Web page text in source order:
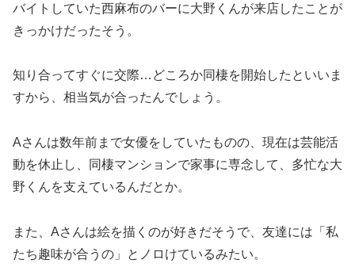
バイトしていた西麻布のバーに大野くんが来店したことが
きっかけだったそう。
知り合ってすぐに交際…どころか同棲を開始したといいま
すから、相当気が合ったんでしょう。
Aさんは数年前まで女優をしていたものの、現在は芸能活
動を休止し、同棲マンションで家事に専念して、多忙な大
野くんを支えているんだとか。
また、Aさんは絵を描くのが好きだそうで、友達には「私
たち趣味が合うの」とノロけているみたい。